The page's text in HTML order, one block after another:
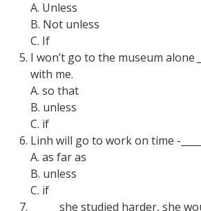
A. Unless
B. Not unless
C. If
I won’t go to the museum alone
with me.
A. so that
B. unless
C. if
Linh will go to work on time -
A. as far as
B. unless
C. if
______she studied harder, she